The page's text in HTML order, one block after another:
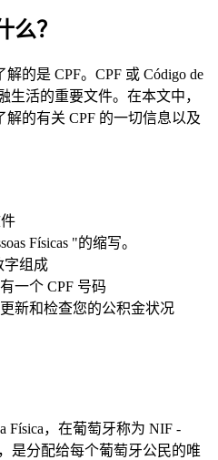
么？
的是 CPF。CPF 或 Código de
生活的重要文件。在本文中，
的有关 CPF 的一切信息以及
Físicas "的缩写。
字组成
一个 CPF 号码
新和检查您的公积金状况
Física，在葡萄牙称为 NIF -
，是分配给每个葡萄牙公民的唯